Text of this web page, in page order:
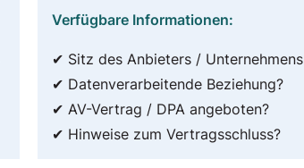
Verfügbare Informationen:
✔ Sitz des Anbieters / Unternehmens
✔ Datenverarbeitende Beziehung?
✔ AV-Vertrag / DPA angeboten?
✔ Hinweise zum Vertragsschluss?